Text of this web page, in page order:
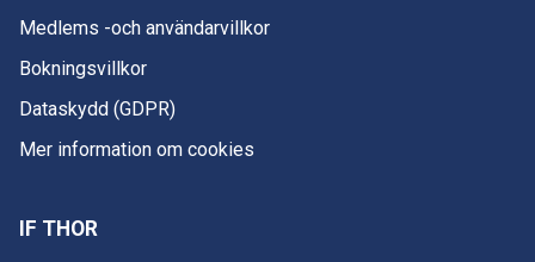
Medlems -och användarvillkor
Bokningsvillkor
Dataskydd (GDPR)
Mer information om cookies
IF THOR